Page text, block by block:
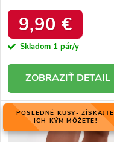
WHITE
9,90 €
Skladom 1 pár/y
DETAIL
POSLEDNÉ KUSY- ZÍSKAJTE
ICH KÝM MÔŽETE!